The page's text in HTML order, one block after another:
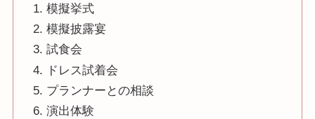
模擬挙式
模擬披露宴
試食会
ドレス試着会
プランナーとの相談
演出体験